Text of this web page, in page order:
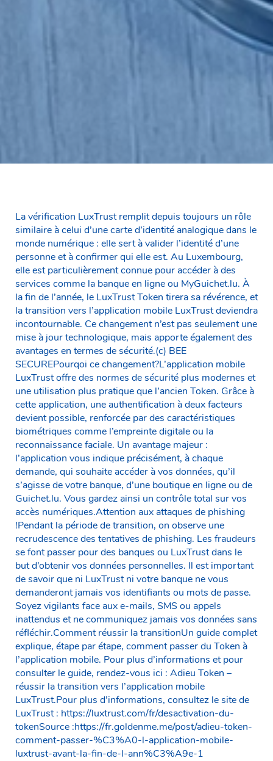
La vérification LuxTrust remplit depuis toujours un rôle
similaire à celui d’une carte d’identité analogique dans le
monde numérique : elle sert à valider l’identité d’une
personne et à confirmer qui elle est. Au Luxembourg,
elle est particulièrement connue pour accéder à des
services comme la banque en ligne ou MyGuichet.lu. À
la fin de l’année, le LuxTrust Token tirera sa révérence, et
la transition vers l’application mobile LuxTrust deviendra
incontournable. Ce changement n’est pas seulement une
mise à jour technologique, mais apporte également des
avantages en termes de sécurité.(c) BEE
SECUREPourqoi ce changement?L’application mobile
LuxTrust offre des normes de sécurité plus modernes et
une utilisation plus pratique que l’ancien Token. Grâce à
cette application, une authentification à deux facteurs
devient possible, renforcée par des caractéristiques
biométriques comme l’empreinte digitale ou la
reconnaissance faciale. Un avantage majeur :
l’application vous indique précisément, à chaque
demande, qui souhaite accéder à vos données, qu’il
s’agisse de votre banque, d’une boutique en ligne ou de
Guichet.lu. Vous gardez ainsi un contrôle total sur vos
accès numériques.Attention aux attaques de phishing
!Pendant la période de transition, on observe une
recrudescence des tentatives de phishing. Les fraudeurs
se font passer pour des banques ou LuxTrust dans le
but d’obtenir vos données personnelles. Il est important
de savoir que ni LuxTrust ni votre banque ne vous
demanderont jamais vos identifiants ou mots de passe.
Soyez vigilants face aux e-mails, SMS ou appels
inattendus et ne communiquez jamais vos données sans
réfléchir.Comment réussir la transitionUn guide complet
explique, étape par étape, comment passer du Token à
l’application mobile. Pour plus d’informations et pour
consulter le guide, rendez-vous ici : Adieu Token –
réussir la transition vers l’application mobile
LuxTrust.Pour plus d’informations, consultez le site de
LuxTrust : https://luxtrust.com/fr/desactivation-du-
tokenSource :https://fr.goldenme.me/post/adieu-token-
comment-passer-%C3%A0-l-application-mobile-
luxtrust-avant-la-fin-de-l-ann%C3%A9e-1